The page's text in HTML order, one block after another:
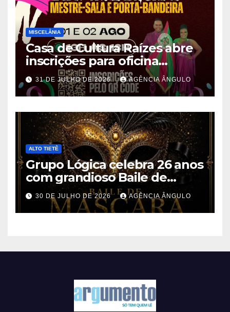
MISCELÂNIA
Casa de Cultura Raízes abre
inscrições para oficina
gratuita de Mestre-Sala e
Porta-Bandeira em Ferraz de
Vasconcelos
31 DE JULHO DE 2026 AGÊNCIA ÂNGULO
ALTO TIETÊ
Grupo Lógica celebra 26 anos
com grandioso Baile de
Máscaras em Suzano
30 DE JULHO DE 2026 AGÊNCIA ÂNGULO